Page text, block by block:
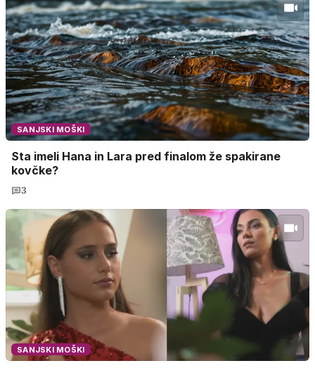
SANJSKI MOŠKI
Sta imeli Hana in Lara pred finalom že spakirane
kovčke?
3
SANJSKI MOŠKI